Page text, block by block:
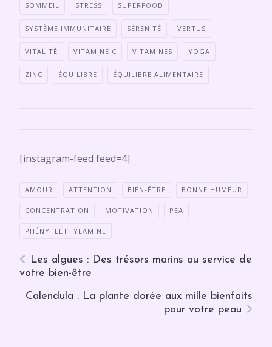
SOMMEIL STRESS SUPERFOOD
SYSTÈME IMMUNITAIRE SÉRENITÉ VERTUS
VITALITÉ VITAMINE C VITAMINES YOGA
ZINC ÉQUILIBRE ÉQUILIBRE ALIMENTAIRE
[instagram-feed feed=4]
AMOUR ATTENTION BIEN-ÊTRE BONNE HUMEUR
CONCENTRATION MOTIVATION PEA
PHÉNYTLÉTHYLAMINE
Les algues : Des trésors marins au service de
votre bien-être
Calendula : La plante dorée aux mille bienfaits
pour votre peau